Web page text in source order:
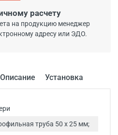
расчету
на продукцию менеджер
адресу или ЭДО.
Описание Установка
труба 50 х 25 мм;